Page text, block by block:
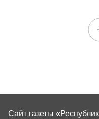
Сайт газеты